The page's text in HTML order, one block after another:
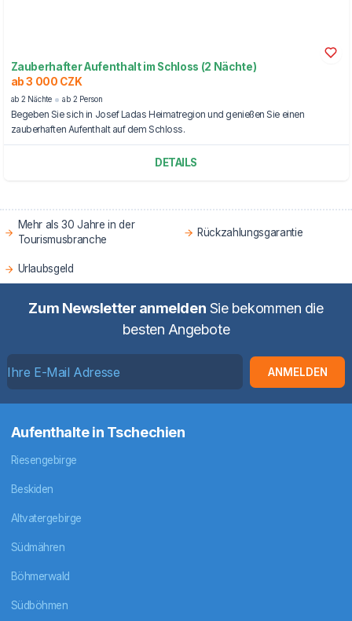
Zauberhafter Aufenthalt im Schloss (2 Nächte)
ab 3 000 CZK
ab 2 Nächte ab 2 Person
Begeben Sie sich in Josef Ladas Heimatregion und genießen Sie einen
zauberhaften Aufenthalt auf dem Schloss.
DETAILS
Mehr als 30 Jahre in der
Tourismusbranche
Rückzahlungsgarantie
Urlaubsgeld
Zum Newsletter anmelden Sie bekommen die
besten Angebote
ANMELDEN
Aufenthalte in Tschechien
Riesengebirge
Beskiden
Altvatergebirge
Südmähren
Böhmerwald
Südböhmen